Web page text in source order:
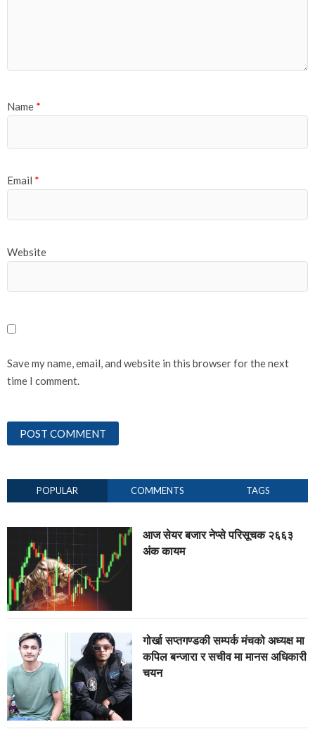
Name *
Email *
Website
Save my name, email, and website in this browser for the next
time I comment.
POPULAR COMMENTS TAGS
आज सेयर बजार नेप्से परिसूचक २६६३
अंक कायम
गोर्खा सप्तगण्डकी सम्पर्क मंचको अध्यक्ष मा
कपिल बन्जारा र सचीव मा मानस अधिकारी
चयन